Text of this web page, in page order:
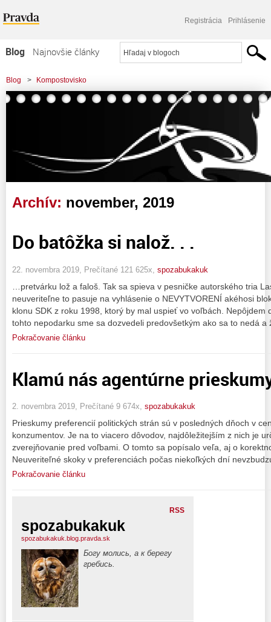
Registrácia Prihlásenie
Blog
Najnovšie články
Najčítanejšie články
Najkomentovanejšie články
Komerčné blogy
Blog > Kompostovisko
Archív: november, 2019
Do batôžka si nalož. . .
22. novembra 2019, Prečítané 121 625x, spozabukakuk
…pretvárku lož a faloš. Tak sa spieva v pesničke autorského tria
neuveriteľne to pasuje na vyhlásenie o NEVYTVORENÍ akéhosi
klonu SDK z roku 1998, ktorý by mal uspieť vo voľbách. Nepôjdem
tohto nepodarku sme sa dozvedeli predovšetkým ako sa to nedá
Pokračovanie článku
Klamú nás agentúrne
2. novembra 2019, Prečítané 9 674x, spozabukakuk
Prieskumy preferencií politických strán sú v posledných dňoch v
konzumentov. Je na to viacero dôvodov, najdôležitejším z nich je
zverejňovanie pred voľbami. O tomto sa popísalo veľa, aj o
Neuveriteľné skoky v preferenciách počas niekoľkých dní
Pokračovanie článku
RSS
spozabukakuk
spozabukakuk.blog.pravda.sk
Богу молись, а к берегу
гребись.